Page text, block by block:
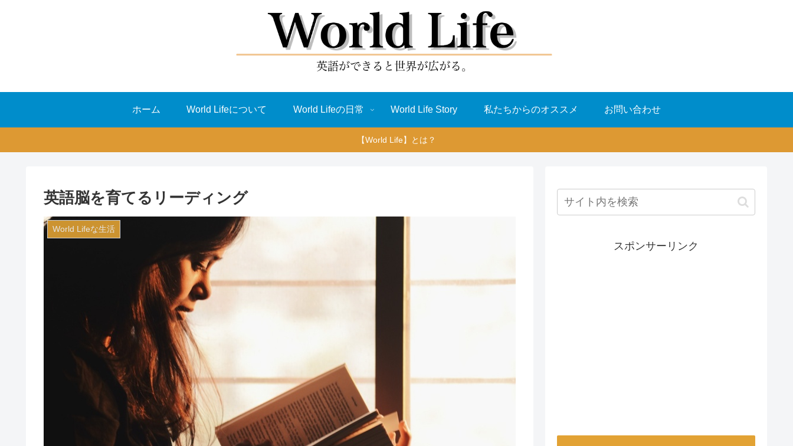
ホーム World Lifeについて World Lifeの日常 World Life Story 私たちからのオススメ お問い合わせ
【World Life】とは？
英語脳を育てるリーディング
World Lifeな生活
スポンサーリンク